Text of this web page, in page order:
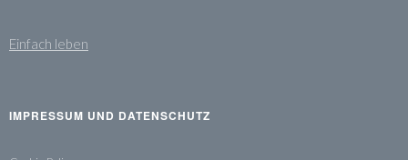
Einfach leben
IMPRESSUM UND DATENSCHUTZ